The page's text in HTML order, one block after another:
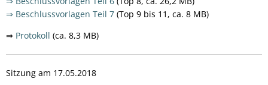
⇒ Beschlussvorlagen Teil 7 (Top 9 bis 11, ca. 8 MB)
⇒ Protokoll (ca. 8,3 MB)
Sitzung am 17.05.2018